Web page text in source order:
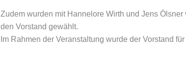
Zudem wurden mit Hannelore Wirth und Jens
den Vorstand gewählt.
Im Rahmen der Veranstaltung wurde der Vorstand